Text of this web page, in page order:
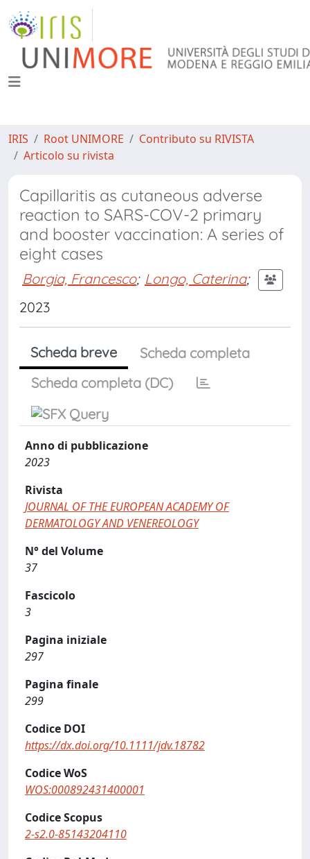
IRIS Root UNIMORE
Contributo su RIVISTA
Articolo su rivista
Capillaritis as cutaneous adverse
reaction to SARS-COV-2 primary
and booster vaccination: A series of
eight cases
Borgia, Francesco; Longo, Caterina;
2023
Scheda breve
Scheda completa
Scheda completa (DC)
Anno di pubblicazione
2023
Rivista
JOURNAL OF THE EUROPEAN ACADEMY OF
DERMATOLOGY AND VENEREOLOGY
N° del Volume
37
Fascicolo
3
Pagina iniziale
297
Pagina finale
299
Codice DOI
https://dx.doi.org/10.1111/jdv.18782
Codice WoS
WOS:000892431400001
Codice Scopus
2-s2.0-85143204110